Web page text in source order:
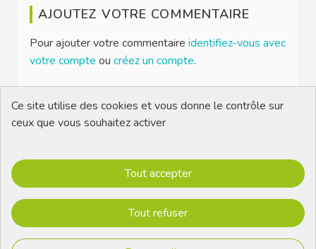
AJOUTEZ VOTRE COMMENTAIRE
Pour ajouter votre commentaire identifiez-vous avec
votre compte ou créez un compte.
Conditions Générales d'Utilisation
Contactez-nous
Télécharger les fichiers Open Data
(Lien externe)
Ce site utilise des cookies et vous donne le contrôle sur
ceux que vous souhaitez activer
Tout accepter
Tout refuser